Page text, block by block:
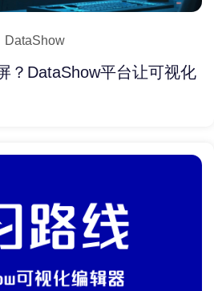
DataShow
？DataShow平台让可视化